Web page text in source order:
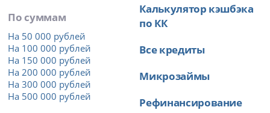
По суммам
На 50 000 рублей
На 100 000 рублей
На 150 000 рублей
На 200 000 рублей
На 300 000 рублей
На 500 000 рублей
Калькулятор кэшбэка
по КК
Все кредиты
Микрозаймы
Рефинансирование